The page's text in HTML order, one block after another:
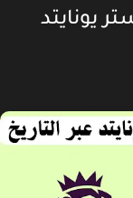
يونايتد